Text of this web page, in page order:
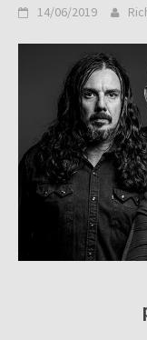
14/06/2019